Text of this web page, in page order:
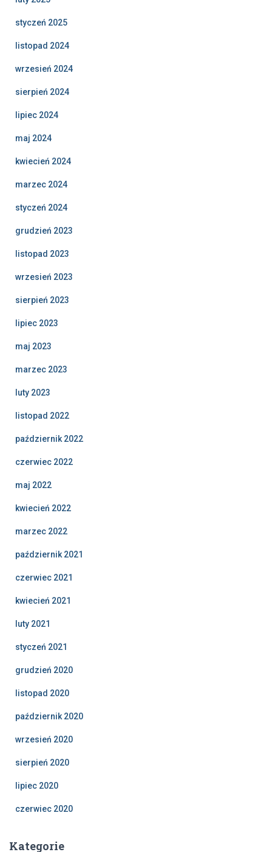
styczeń 2025
listopad 2024
wrzesień 2024
sierpień 2024
lipiec 2024
maj 2024
kwiecień 2024
marzec 2024
styczeń 2024
grudzień 2023
listopad 2023
wrzesień 2023
sierpień 2023
lipiec 2023
maj 2023
marzec 2023
luty 2023
listopad 2022
październik 2022
czerwiec 2022
maj 2022
kwiecień 2022
marzec 2022
październik 2021
czerwiec 2021
kwiecień 2021
luty 2021
styczeń 2021
grudzień 2020
listopad 2020
październik 2020
wrzesień 2020
sierpień 2020
lipiec 2020
czerwiec 2020
Kategorie